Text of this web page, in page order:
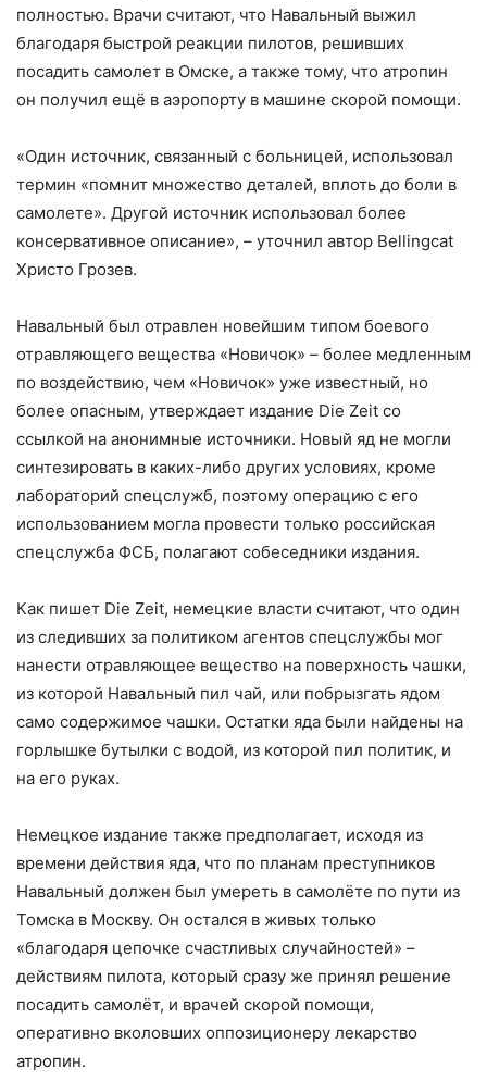
полностью. Врачи считают, что Навальный выжил
благодаря быстрой реакции пилотов, решивших
посадить самолет в Омске, а также тому, что атропин
он получил ещё в аэропорту в машине скорой помощи.
«Один источник, связанный с больницей, использовал
термин «помнит множество деталей, вплоть до боли в
самолете». Другой источник использовал более
консервативное описание», – уточнил автор Bellingcat
Христо Грозев.
Навальный был отравлен новейшим типом боевого
отравляющего вещества «Новичок» – более медленным
по воздействию, чем «Новичок» уже известный, но
более опасным, утверждает издание Die Zeit со
ссылкой на анонимные источники. Новый яд не могли
синтезировать в каких-либо других условиях, кроме
лабораторий спецслужб, поэтому операцию с его
использованием могла провести только российская
спецслужба ФСБ, полагают собеседники издания.
Как пишет Die Zeit, немецкие власти считают, что один
из следивших за политиком агентов спецслужбы мог
нанести отравляющее вещество на поверхность чашки,
из которой Навальный пил чай, или побрызгать ядом
само содержимое чашки. Остатки яда были найдены на
горлышке бутылки с водой, из которой пил политик, и
на его руках.
Немецкое издание также предполагает, исходя из
времени действия яда, что по планам преступников
Навальный должен был умереть в самолёте по пути из
Томска в Москву. Он остался в живых только
«благодаря цепочке счастливых случайностей» –
действиям пилота, который сразу же принял решение
посадить самолёт, и врачей скорой помощи,
оперативно вколовших оппозиционеру лекарство
атропин.